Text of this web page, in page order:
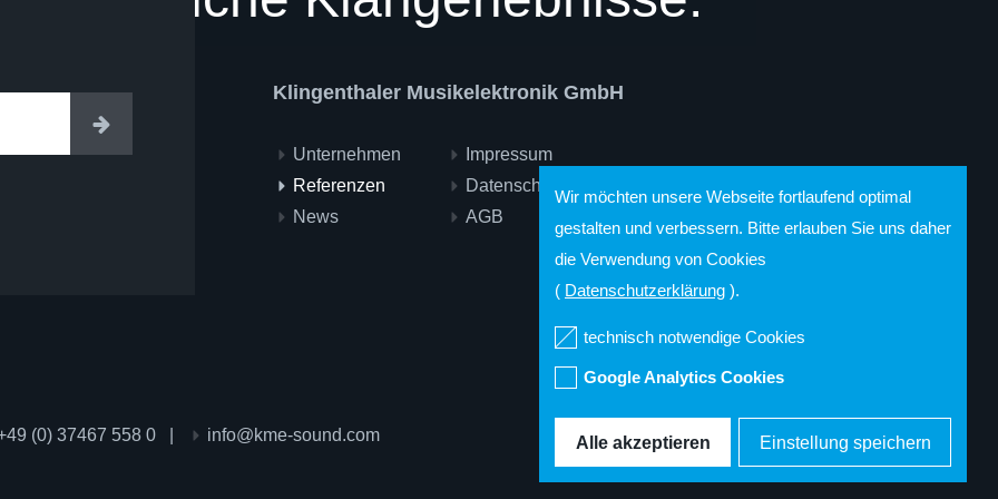
Eintragen
Klingenthaler Musikelektronik GmbH
Unternehmen
Referenzen
News
Impressum
Datenschutz
AGB
(0) 37467 558 0 info@kme-sound.com
Wir möchten unsere Webseite fortlaufend optimal
gestalten und verbessern. Bitte erlauben Sie uns daher
die Verwendung von Cookies
( Datenschutzerklärung ).
technisch notwendige Cookies
Google Analytics Cookies
Alle akzeptieren Einstellung speichern
Dialog